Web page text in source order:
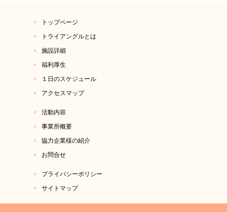
トップページ
トライアングルとは
施設詳細
福利厚生
１日のスケジュール
アクセスマップ
活動内容
事業所概要
協力企業様の紹介
お問合せ
プライバシーポリシー
サイトマップ